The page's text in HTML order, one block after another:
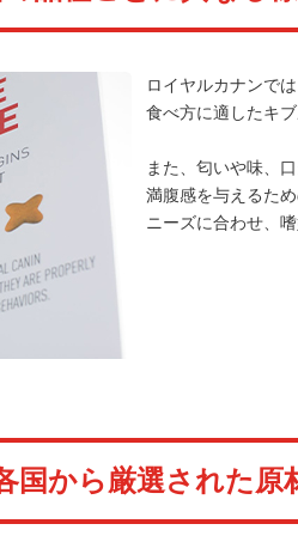
ロイヤルカナンで
食べ方に適したキ
また、匂いや味、
満腹感を与えるた
ニーズに合わせ、
国から厳選された原